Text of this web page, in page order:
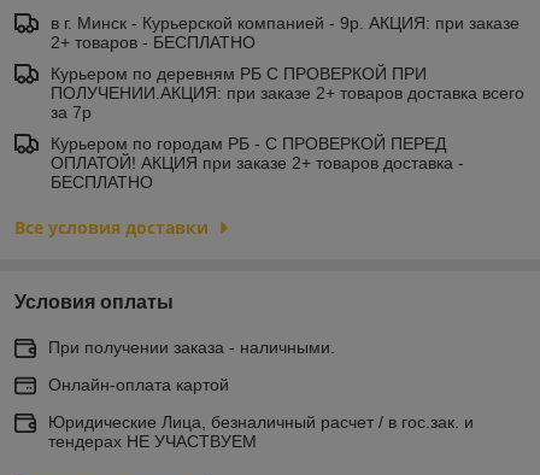
в г. Минск - Курьерской компанией - 9р. АКЦИЯ: при заказе
2+ товаров - БЕСПЛАТНО
Курьером по деревням РБ С ПРОВЕРКОЙ ПРИ
ПОЛУЧЕНИИ.АКЦИЯ: при заказе 2+ товаров доставка всего
за 7р
Курьером по городам РБ - С ПРОВЕРКОЙ ПЕРЕД
ОПЛАТОЙ! АКЦИЯ при заказе 2+ товаров доставка -
БЕСПЛАТНО
Все условия доставки
Условия оплаты
При получении заказа - наличными.
Онлайн-оплата картой
Юридические Лица, безналичный расчет / в гос.зак. и
тендерах НЕ УЧАСТВУЕМ